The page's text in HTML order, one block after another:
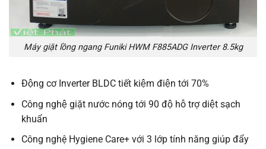
Máy giặt lồng ngang Funiki HWM F885ADG Inverter 8.5kg
Động cơ Inverter BLDC tiết kiệm điện tới 70%
Công nghệ giặt nước nóng tới 90 độ hỗ trợ diệt sạch
khuẩn
Công nghệ Hygiene Care+ với 3 lớp tính năng giúp đẩy